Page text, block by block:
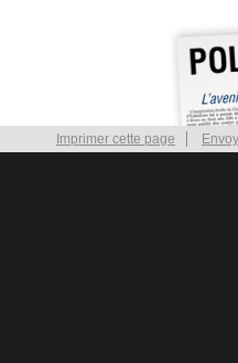
Imprimer cette page